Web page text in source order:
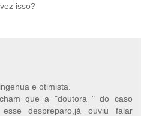
isso?
e otimista.
que a "doutora " do caso
esse despreparo,já ouviu falar